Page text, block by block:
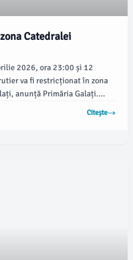
Catedralei
2026, ora 23:00 și 12
va fi restricționat în zona
anunță Primăria Galați.
să folosească o rută
Citește